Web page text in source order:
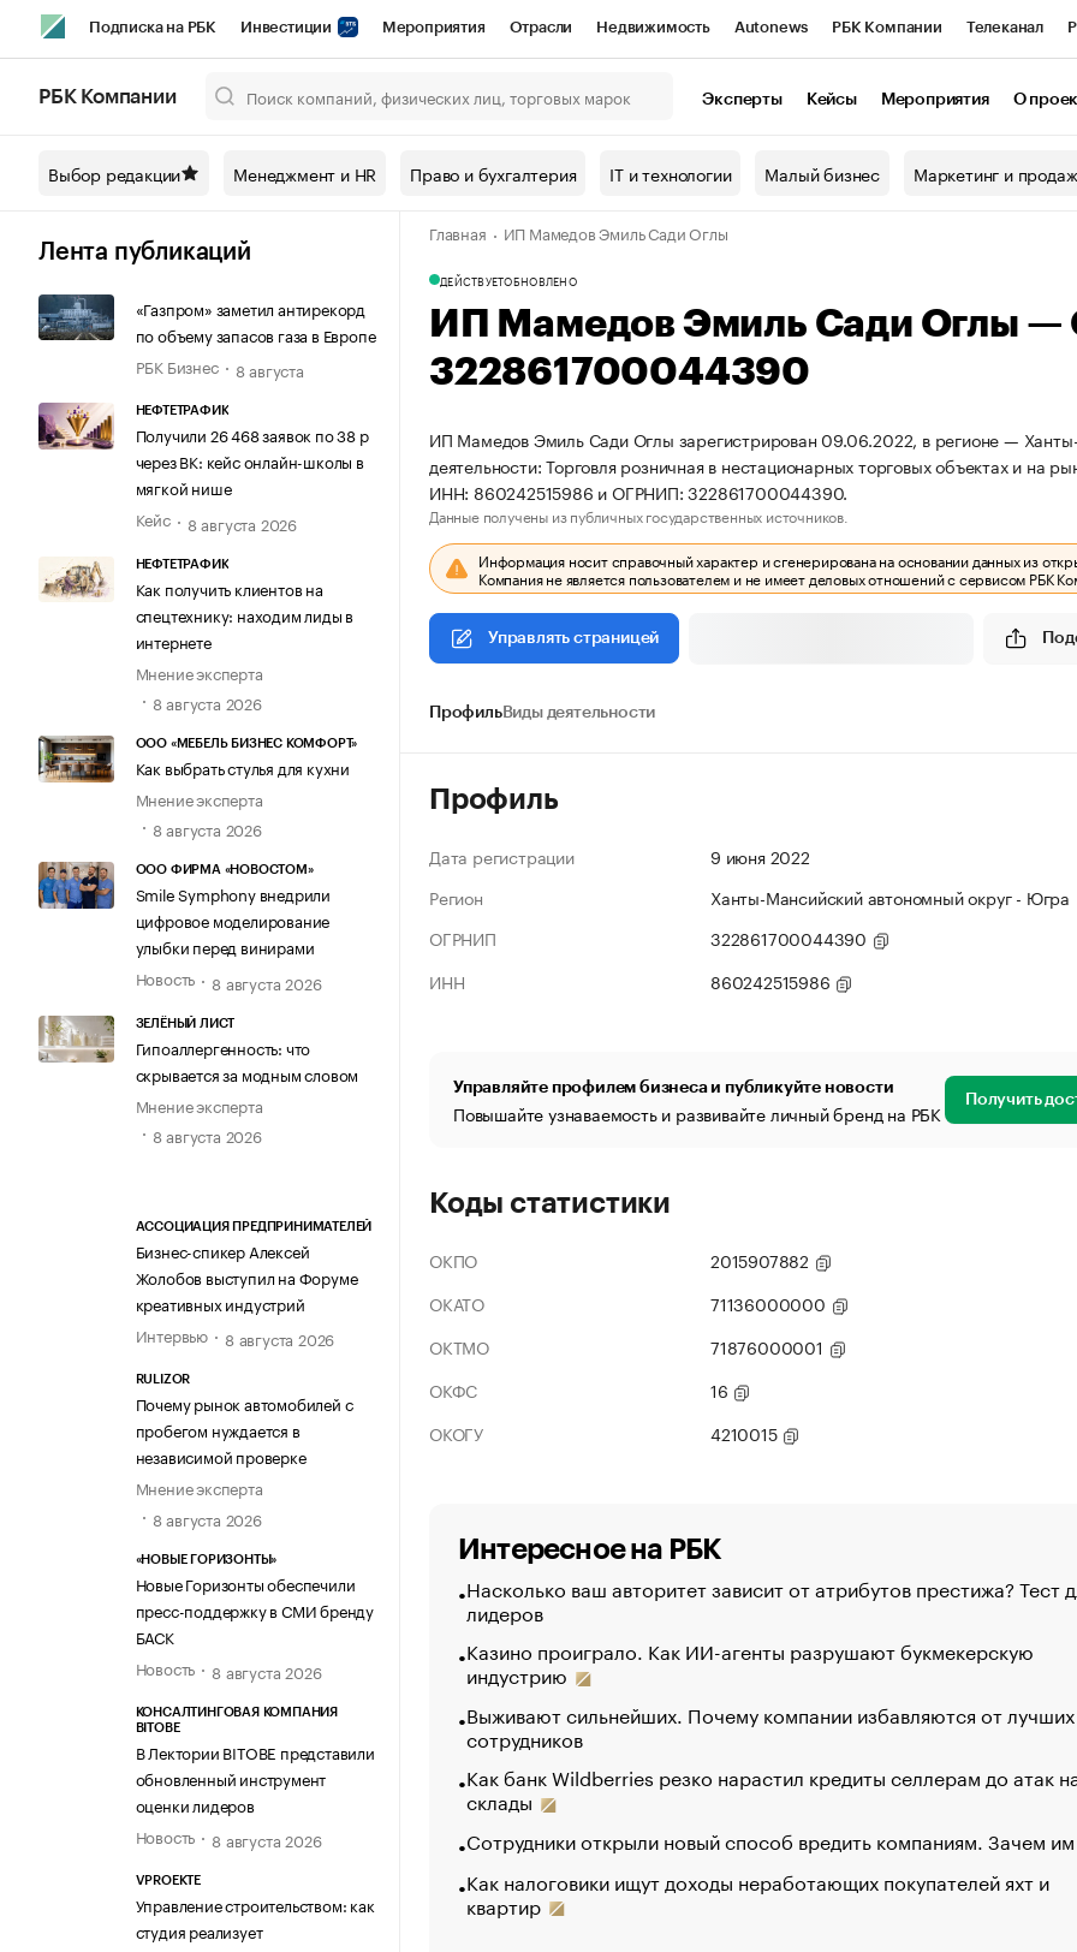
Подписка на РБК Инвестиции Мероприятия Отрасли Недвижимость Autonews РБК Компании Телеканал
Спецпроекты СПб Конференции СПб Спецпроекты Проверка контрагентов
Технологии и медиа Рынок наличной валюты
РБК Компании Эксперты Кейсы Мероприятия О
Выбор редакции Менеджмент и HR Право и бухгалтерия IT и технологии Малый бизнес Маркетинг и
Лента публикаций
«Газпром» заметил антирекорд
по объему запасов газа в Европе
РБК Бизнес
8 августа
НЕФТЕТРАФИК
Получили 26 468 заявок по 38 р
через ВК: кейс онлайн-школы в
мягкой нише
Кейс
8 августа 2026
НЕФТЕТРАФИК
Как получить клиентов на
спецтехнику: находим лиды в
интернете
Мнение эксперта
8 августа 2026
ООО «МЕБЕЛЬ БИЗНЕС КОМФОРТ»
Как выбрать стулья для кухни
Мнение эксперта
8 августа 2026
ООО ФИРМА «НОВОСТОМ»
Smile Symphony внедрили
цифровое моделирование
улыбки перед винирами
Новость
8 августа 2026
ЗЕЛЁНЫЙ ЛИСТ
Гипоаллергенность: что
скрывается за модным словом
Мнение эксперта
8 августа 2026
АССОЦИАЦИЯ ПРЕДПРИНИМАТЕЛЕЙ
Бизнес-спикер Алексей
Жолобов выступил на Форуме
креативных индустрий
Интервью
8 августа 2026
RULIZOR
Почему рынок автомобилей с
пробегом нуждается в
независимой проверке
Мнение эксперта
8 августа 2026
«НОВЫЕ ГОРИЗОНТЫ»
Новые Горизонты обеспечили
пресс-поддержку в СМИ бренду
БАСК
Новость
8 августа 2026
КОНСАЛТИНГОВАЯ КОМПАНИЯ
BITOBE
В Лектории BITOBE представили
обновленный инструмент
оценки лидеров
Новость
8 августа 2026
VPROEKTE
Управление строительством: как
студия реализует
Главная ИП Мамедов Эмиль Сади Оглы
ДЕЙСТВУЕТОБНОВЛЕНО
ИП Мамедов Эмиль Сади Оглы
322861700044390
ИП Мамедов Эмиль Сади Оглы зарегистрирован 09.06.2022, в регионе —
деятельности: Торговля розничная в нестационарных торговых объектах и на
ИНН: 860242515986 и ОГРНИП: 322861700044390.
Данные получены из публичных государственных источников.
Информация носит справочный характер и сгенерирована на основании данных из
Компания не является пользователем и не имеет деловых отношений с сервисом РБК
Управлять страницей
ПрофильВиды деятельности
Профиль
Дата регистрации
9 июня 2022
Регион
Ханты-Мансийский автономный округ - Югра
ОГРНИП
322861700044390
ИНН
860242515986
Управляйте профилем бизнеса и публикуйте новости
Повышайте узнаваемость и развивайте личный бренд на РБК Получить
Коды статистики
ОКПО
2015907882
ОКАТО
71136000000
ОКТМО
71876000001
ОКФС
16
ОКОГУ
4210015
Интересное на РБК
Насколько ваш авторитет зависит от атрибутов престижа? Тест
лидеров
Казино проиграло. Как ИИ-агенты разрушают букмекерскую
индустрию
Выживают сильнейших. Почему компании избавляются от лучших
сотрудников
Как банк Wildberries резко нарастил кредиты селлерам до атак
склады
Сотрудники открыли новый способ вредить компаниям. Зачем
Как налоговики ищут доходы неработающих покупателей яхт и
квартир